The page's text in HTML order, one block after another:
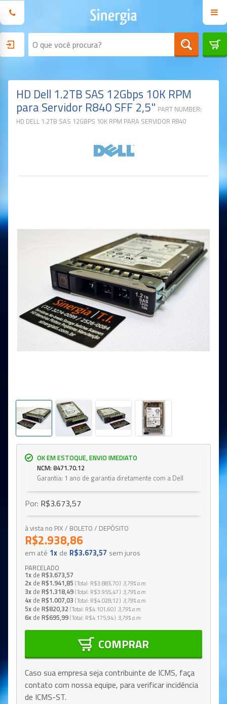
HD Dell 1.2TB SAS 12Gbps 10K RPM
para Servidor R840 SFF 2,5" PART NUMBER:
HD DELL 1.2TB SAS 12GBPS 10K RPM PARA SERVIDOR R840
OK EM ESTOQUE, ENVIO IMEDIATO
NCM: 8471.70.12
Garantia: 1 ano de garantia diretamente com a Dell
Por: R$3.673,57
à vista no PIX / BOLETO / DEPÓSITO
R$2.938,86
em até 1x de R$3.673,57 sem juros
PARCELADO
1x de R$3.673,57
2x de R$1.941,85 Total R$3.883,70 3,79%a.m.
3x de R$1.318,49 Total R$3.955,47 3,79%a.m.
4x de R$1.007,03 Total R$4.028,12 3,79%a.m.
5x de R$820,32 Total R$4.101,60 3,79%a.m.
6x de R$695,99 Total R$4.175,94 3,79%a.m.
COMPRAR
Caso sua empresa seja contribuinte de ICMS, faça
contato com nossa equipe, para verificar incidência
de ICMS-ST.